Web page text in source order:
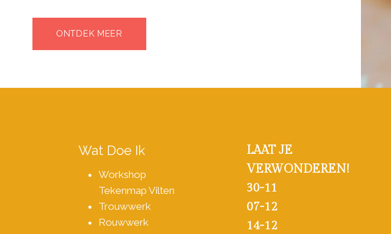
ONTDEK MEER
Wat Doe Ik
Workshop
Tekenmap Vilten
Trouwwerk
Rouwwerk
LAAT JE
VERWONDEREN!
30-11
07-12
14-12